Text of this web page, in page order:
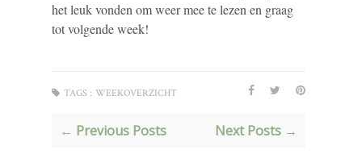
het leuk vonden om weer mee te lezen en graag
tot volgende week!
TAGS : WEEKOVERZICHT
← Previous Posts Next Posts →